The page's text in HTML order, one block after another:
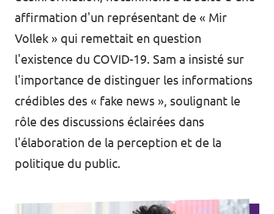
affirmation d'un représentant de « Mir
Vollek » qui remettait en question
l'existence du COVID-19. Sam a insisté sur
l'importance de distinguer les informations
crédibles des « fake news », soulignant le
rôle des discussions éclairées dans
l'élaboration de la perception et de la
politique du public.